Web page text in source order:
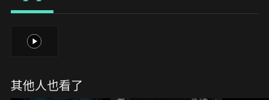
璇、林襄、李多慧、笑笑。
1
其他人也看了